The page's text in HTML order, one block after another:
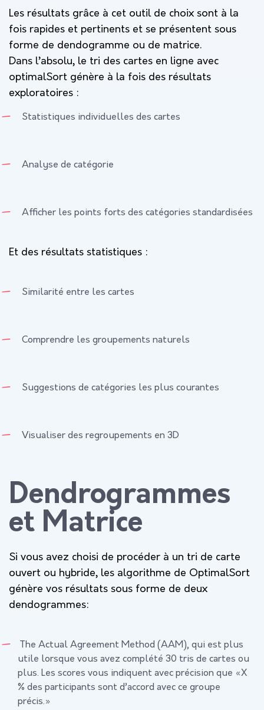
Les résultats grâce à cet outil de choix sont à la
fois rapides et pertinents et se présentent sous
forme de dendogramme ou de matrice.
Dans l’absolu, le tri des cartes en ligne avec
optimalSort génère à la fois des résultats
exploratoires :
Statistiques individuelles des cartes
Analyse de catégorie
Afficher les points forts des catégories standardisées
Et des résultats statistiques :
Similarité entre les cartes
Comprendre les groupements naturels
Suggestions de catégories les plus courantes
Visualiser des regroupements en 3D
Dendrogrammes
et Matrice
Si vous avez choisi de procéder à un tri de carte
ouvert ou hybride, les algorithme de OptimalSort
génère vos résultats sous forme de deux
dendogrammes:
The Actual Agreement Method (AAM), qui est plus
utile lorsque vous avez complété 30 tris de cartes ou
plus. Les scores vous indiquent avec précision que «X
% des participants sont d’accord avec ce groupe
précis.»